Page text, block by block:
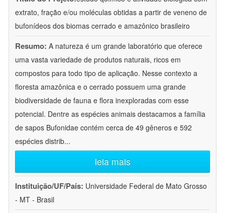
extrato, fração e/ou moléculas obtidas a partir de veneno de
bufonídeos dos biomas cerrado e amazônico brasileiro
Resumo: A natureza é um grande laboratório que oferece
uma vasta variedade de produtos naturais, ricos em
compostos para todo tipo de aplicação. Nesse contexto a
floresta amazônica e o cerrado possuem uma grande
biodiversidade de fauna e flora inexploradas com esse
potencial. Dentre as espécies animais destacamos a família
de sapos Bufonidae contém cerca de 49 gêneros e 592
espécies distrib...
leia mais
Instituição/UF/País: Universidade Federal de Mato Grosso
- MT - Brasil